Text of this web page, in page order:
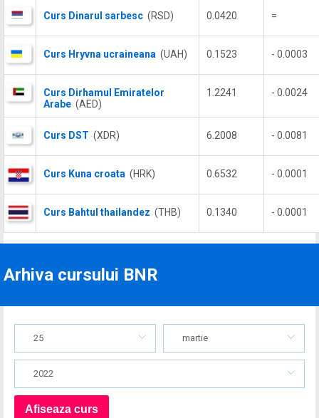
Curs Dinarul sarbesc (RSD) 0.0420 =
Curs Hryvna ucraineana (UAH) 0.1523 - 0.0003
Curs Dirhamul Emiratelor
Arabe (AED)
1.2241 - 0.0024
Curs DST (XDR) 6.2008 - 0.0081
Curs Kuna croata (HRK) 0.6532 - 0.0001
Curs Bahtul thailandez (THB) 0.1340 - 0.0001
Arhiva cursului BNR
25 martie
2022